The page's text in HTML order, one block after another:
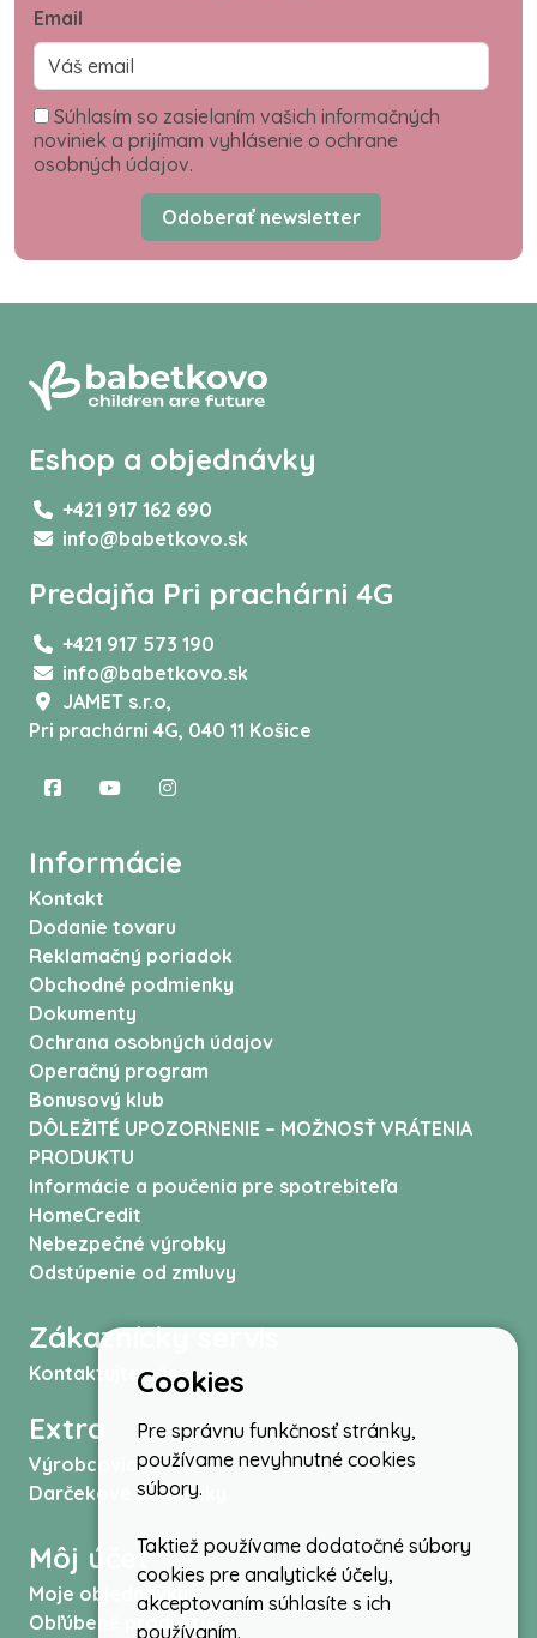
Email
Súhlasím so zasielaním vašich informačných
noviniek a prijímam vyhlásenie o ochrane
osobných údajov.
Odoberať newsletter
Eshop a objednávky
+421 917 162 690
info@babetkovo.sk
Predajňa Pri prachárni 4G
+421 917 573 190
info@babetkovo.sk
JAMET s.r.o,
Pri prachárni 4G, 040 11 Košice
Informácie
Kontakt
Dodanie tovaru
Reklamačný poriadok
Obchodné podmienky
Dokumenty
Ochrana osobných údajov
Operačný program
Bonusový klub
DÔLEŽITÉ UPOZORNENIE – MOŽNOSŤ VRÁTENIA
PRODUKTU
Informácie a poučenia pre spotrebiteľa
HomeCredit
Nebezpečné výrobky
Odstúpenie od zmluvy
Zákaznícky servis
Kontaktujte nás
Extra
Výrobcovia
Darčekové poukážky
Môj účet
Moje objednávky
Obľúbené produkty
Cookies
Pre správnu funkčnosť stránky,
používame nevyhnutné cookies
súbory.
Taktiež používame dodatočné súbory
cookies pre analytické účely,
akceptovaním súhlasíte s ich
používaním.